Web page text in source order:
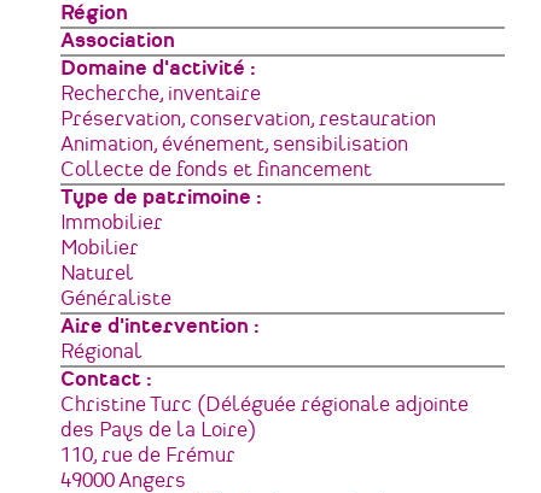
Zone
géographique
Région
Type
de
structure
Association
Domaine d'activité
Recherche, inventaire
Préservation, conservation, restauration
Animation, événement, sensibilisation
Collecte de fonds et financement
Type de patrimoine
Immobilier
Mobilier
Naturel
Généraliste
Aire d'intervention
Régional
Contact :
Christine Turc (Déléguée régionale adjointe
des Pays de la Loire)
Adresse
110, rue de Frémur
49000Angers